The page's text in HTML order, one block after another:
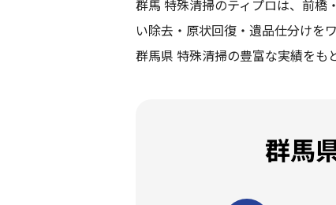
群馬 特殊清掃のティプロは、前橋
い除去・原状回復・遺品仕分けを
群馬県 特殊清掃の豊富な実績をも
群馬